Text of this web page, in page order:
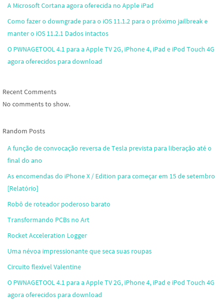
A Microsoft Cortana agora oferecida no Apple iPad
Como fazer o downgrade para o iOS 11.1.2 para o próximo jailbreak e
manter o iOS 11.2.1 Dados intactos
O PWNAGETOOL 4.1 para a Apple TV 2G, iPhone 4, iPad e iPod Touch 4G
agora oferecidos para download
Recent Comments
No comments to show.
Random Posts
A função de convocação reversa de Tesla prevista para liberação até o
final do ano
As encomendas do iPhone X / Edition para começar em 15 de setembro
[Relatório]
Robô de roteador poderoso barato
Transformando PCBs no Art
Rocket Acceleration Logger
Uma névoa impressionante que seca suas roupas
Circuito flexível Valentine
O PWNAGETOOL 4.1 para a Apple TV 2G, iPhone 4, iPad e iPod Touch 4G
agora oferecidos para download